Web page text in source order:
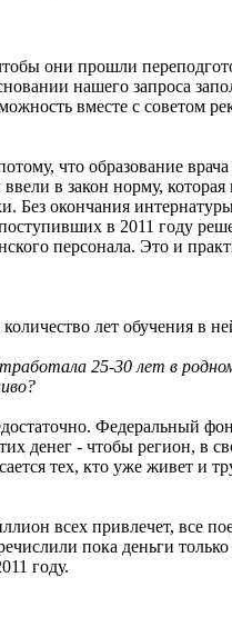
они прошли
нашего запроса
вместе с советом
что образование
в закон норму,
Без окончания
в 2011 году
персонала. Это и
лет обучения в
25-30 лет в
Федеральный
денег - чтобы регион, в
тех, кто уже живет и
всех привлечет, все
пока деньги
году.